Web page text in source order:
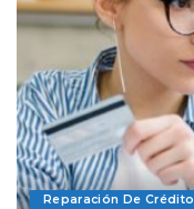
Reparación De Crédito